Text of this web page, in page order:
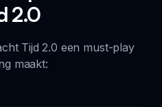
2.0
Tijd 2.0 een must-play
maakt: